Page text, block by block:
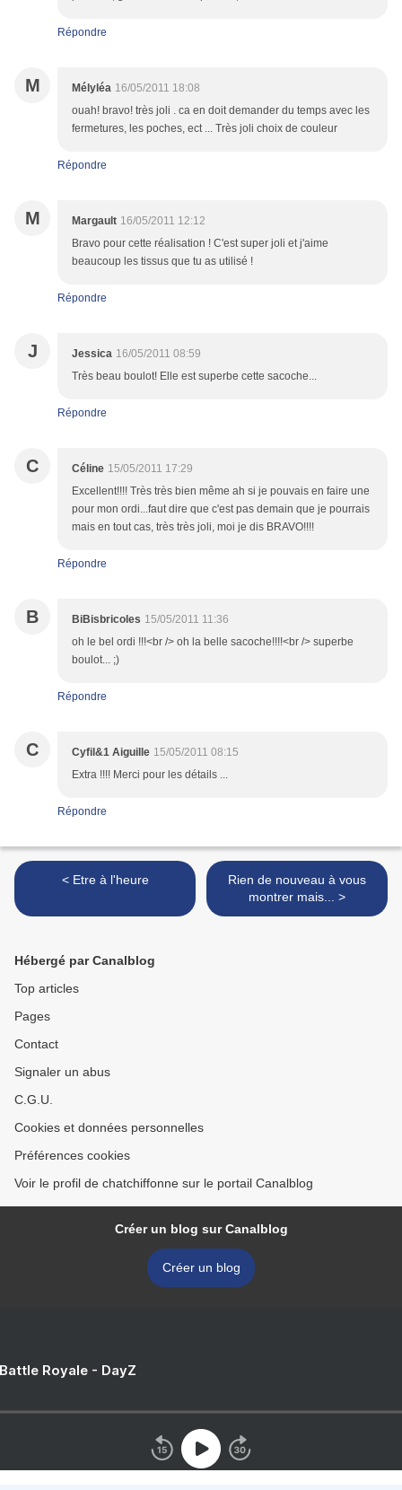
Répondre
M Mélyléa 16/05/2011 18:08
ouah! bravo! très joli . ca en doit demander du temps avec les
fermetures, les poches, ect ... Très joli choix de couleur
Répondre
M Margault 16/05/2011 12:12
Bravo pour cette réalisation ! C'est super joli et j'aime
beaucoup les tissus que tu as utilisé !
Répondre
J Jessica 16/05/2011 08:59
Très beau boulot! Elle est superbe cette sacoche...
Répondre
C Céline 15/05/2011 17:29
Excellent!!!! Très très bien même ah si je pouvais en faire une
pour mon ordi...faut dire que c'est pas demain que je pourrais
mais en tout cas, très très joli, moi je dis BRAVO!!!!
Répondre
B BiBisbricoles 15/05/2011 11:36
oh le bel ordi !!!<br /> oh la belle sacoche!!!!<br /> superbe
boulot... ;)
Répondre
C Cyfil&1 Aiguille 15/05/2011 08:15
Extra !!!! Merci pour les détails ...
Répondre
< Etre à l'heure
Rien de nouveau à vous
montrer mais... >
Hébergé par Canalblog
Top articles
Pages
Contact
Signaler un abus
C.G.U.
Cookies et données personnelles
Préférences cookies
Voir le profil de chatchiffonne sur le portail Canalblog
Créer un blog sur Canalblog
Créer un blog
Royale - DayZ